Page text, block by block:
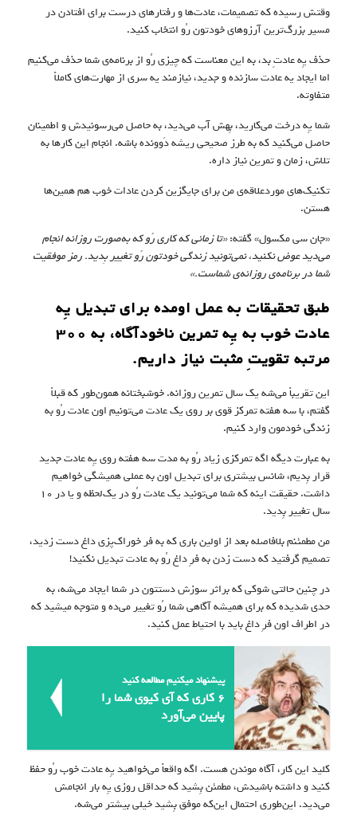
وقتش رسیده که تصمیمات، عادت‌ها و رفتارهای درست برای افتادن در
مسیر بزرگ‌ترین آرزوهای خودتون رُو انتخاب کنید.
حذف یِه عادتِ بد، به این معناست که چیزی رُو از برنامه‌ی شما حذف می‌کنیم
اما ایجاد یه عادت سازنده و جدید، نیازمند یه سری از مهارت‌های کاملاً
متفاوته.
شما یِه درخت می‌کارید، بِهش آب می‌دید، به حاصل می‌رسونیدش و اطمینان
حاصل می‌کنید که به طرز صحیحی ریشه دَوونده باشه. انجام این کارها به
تلاش، زمان و تمرین نیاز داره.
تکنیک‌های موردعلاقه‌ی من برای جایگزین کردن عادات خوب هم همین‌ها
هستن.
«جان سی مکسول» گفته:«تا زمانی که کاری رُو که به‌صورت روزانه انجام
می‌دید عوض نکنید، نمی‌تونید زندگی خودتون رُو تغییر بِدید.رمز موفقیت
شما در برنامه‌ی روزانه‌ی شماست.»
طبق تحقیقات به عمل اومده برای تبدیل یِه
عادت خوب به یِه تمرین ناخودآگاه، به ۳۰۰
مرتبه تقویتِ مثبت نیاز داریم.
این تقریباً می‌شه یک سال تمرین روزانه. خوشبختانه همون‌طور که قبلاً
گفتم، با سه هفته تمرکز قوی بر روی یک عادت می‌تونیم اون عادت رُو به
زندگی خودمون وارد کنیم.
به عبارت دیگه اگه تمرکزی زیاد رُو به مدت سه هفته روی یِه عادت جدید
قرار بِدیم، شانس بیشتری برای تبدیل اون به عملی همیشگی خواهیم
داشت. حقیقت اینه که شما می‌تونید یک عادت رُو در یک‌لحظه و یا در ۱۰
سال تغییر بِدید.
من مطمئنم بلافاصله بعد از اولین باری که به فر خوراک‌پزی داغ دست زدید،
تصمیم گرفتید که دست زدن به فرِ داغ رُو به عادت تبدیل نکنید!
در چنین حالتی شوکی که براثر سوزش دستتون در شما ایجاد می‌شه، به
حدی شدیده که برای همیشه آگاهی شما رُو تغییر می‌ده و متوجه میشید که
در اطراف اون فرِ داغ باید با احتیاط عمل کنید.
پیشنهاد میکنیم مطالعه کنید
۶ کاری که آی کیوی شما را
پایین می‌آورد
کلید این کار، آگاه موندن هست. اگه واقعاً می‌خواهید یِه عادت خوب رُو حفظ
کنید و داشته باشیدش، مطمئن بِشید که حداقل روزی یِه بار انجامش
می‌دید. این‌طوری احتمال این‌که موفق بِشید خیلی بیشتر می‌شه.